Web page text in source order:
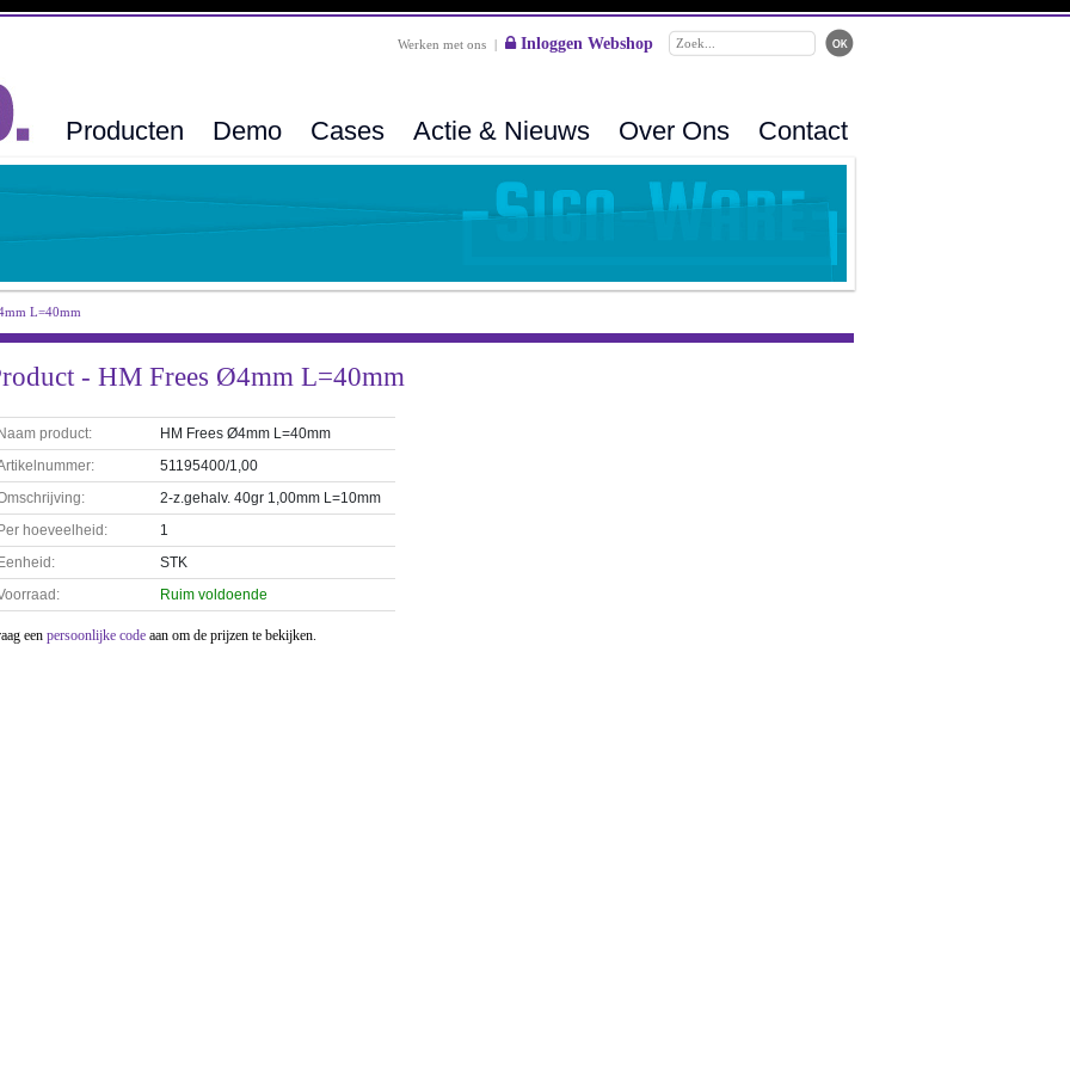
Werken met ons | Inloggen Webshop
Producten Demo Cases Actie & Nieuws Over Ons Contact
L=40mm
- HM Frees Ø4mm L=40mm
product:
HM Frees Ø4mm L=40mm
51195400/1,00
2-z.gehalv. 40gr 1,00mm L=10mm
hoeveelheid:
1
STK
Ruim voldoende
een persoonlijke code aan om de prijzen te bekijken.